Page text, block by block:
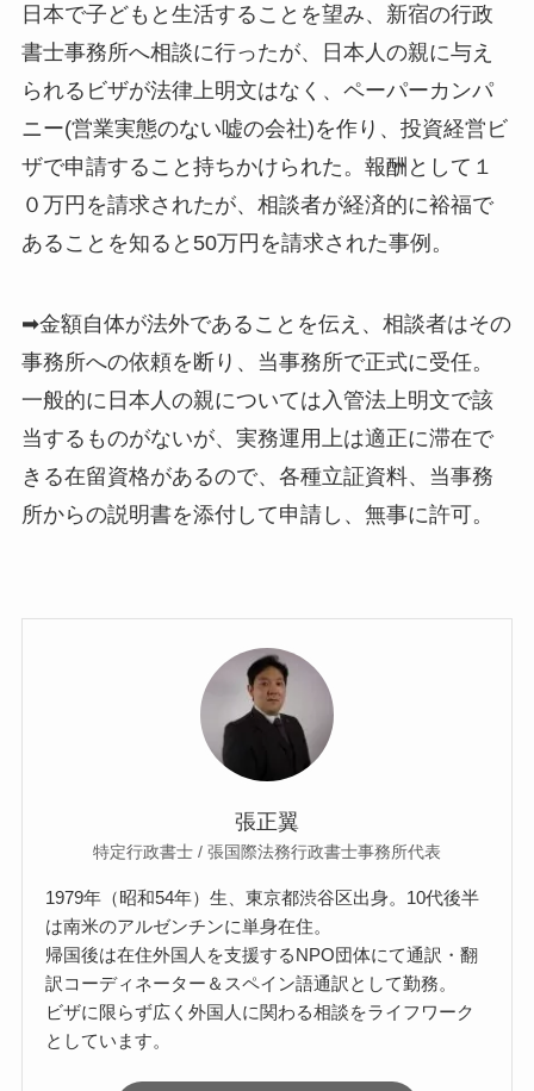
日本で子どもと生活することを望み、新宿の行政
書士事務所へ相談に行ったが、日本人の親に与え
られるビザが法律上明文はなく、ペーパーカンパ
ニー(営業実態のない嘘の会社)を作り、投資経営ビ
ザで申請すること持ちかけられた。報酬として１
０万円を請求されたが、相談者が経済的に裕福で
あることを知ると50万円を請求された事例。
➡金額自体が法外であることを伝え、相談者はその
事務所への依頼を断り、当事務所で正式に受任。
一般的に日本人の親については入管法上明文で該
当するものがないが、実務運用上は適正に滞在で
きる在留資格があるので、各種立証資料、当事務
所からの説明書を添付して申請し、無事に許可。
張正翼
特定行政書士 / 張国際法務行政書士事務所代表
1979年（昭和54年）生、東京都渋谷区出身。10代後半
は南米のアルゼンチンに単身在住。
帰国後は在住外国人を支援するNPO団体にて通訳・翻
訳コーディネーター＆スペイン語通訳として勤務。
ビザに限らず広く外国人に関わる相談をライフワーク
としています。